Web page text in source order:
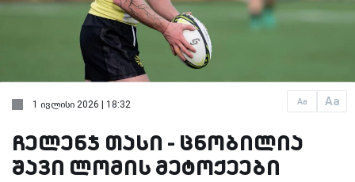
Aa Aa
1 ივლისი 2026 | 18:32
ჩელენჯ თასი - ცნობილია
შავი ლომის მეტოქეები